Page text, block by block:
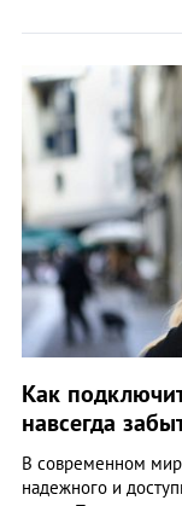
Как
навсегда
В современном
надежного и